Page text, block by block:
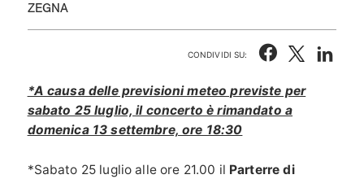
ZEGNA
CONDIVIDI SU:
*A causa delle previsioni meteo previste per
sabato 25 luglio, il concerto è rimandato a
domenica 13 settembre, ore 18:30
*Sabato 25 luglio alle ore 21.00 il Parterre di